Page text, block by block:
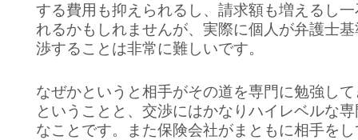
する費用も抑えられるし、請求額も増えるし
れるかもしれませんが、実際に個人が弁護士
渉することは非常に難しいです。
なぜかというと相手がその道を専門に勉強し
ということと、交渉にはかなりハイレベルな
なことです。また保険会社がまともに相手を